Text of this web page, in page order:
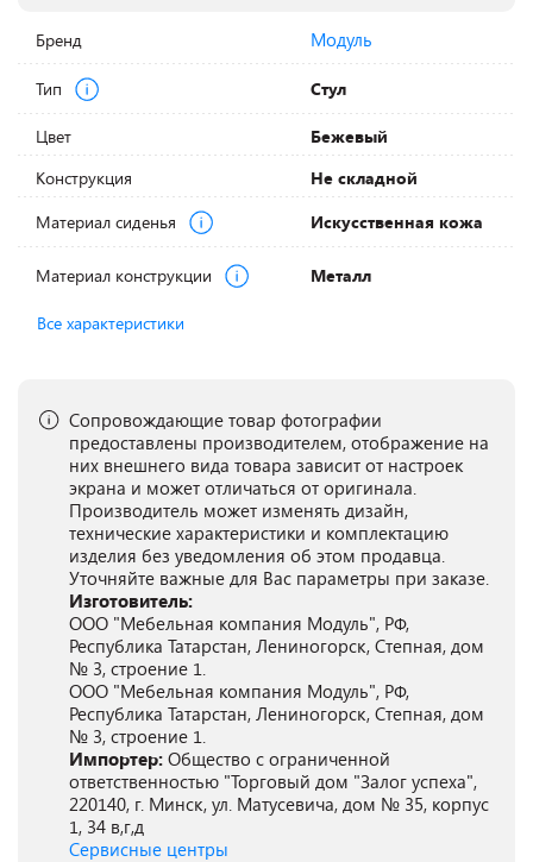
Бренд Модуль
Тип Стул
Цвет
Бежевый
Конструкция
Не складной
Материал сиденья
Искусственная кожа
Материал конструкции Металл
Все характеристики
Сопровождающие товар фотографии
предоставлены производителем, отображение на
них внешнего вида товара зависит от настроек
экрана и может отличаться от оригинала.
Производитель может изменять дизайн,
технические характеристики и комплектацию
изделия без уведомления об этом продавца.
Уточняйте важные для Вас параметры при заказе.
Изготовитель:
ООО "Мебельная компания Модуль", РФ,
Республика Татарстан, Лениногорск, Степная, дом
№ 3, строение 1.
ООО "Мебельная компания Модуль", РФ,
Республика Татарстан, Лениногорск, Степная, дом
№ 3, строение 1.
Импортер: Общество с ограниченной
ответственностью "Торговый дом "Залог успеха",
220140, г. Минск, ул. Матусевича, дом № 35, корпус
1, 34 в,г,д
Сервисные центры